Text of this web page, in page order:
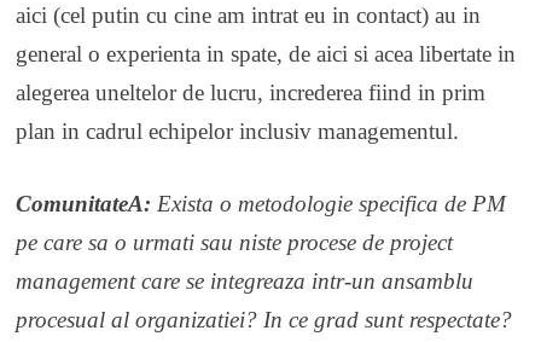
aici (cel putin cu cine am intrat eu in contact) au in
general o experienta in spate, de aici si acea libertate in
alegerea uneltelor de lucru, increderea fiind in prim
plan in cadrul echipelor inclusiv managementul.
ComunitateA: Exista o metodologie specifica de PM
pe care sa o urmati sau niste procese de project
management care se integreaza intr-un ansamblu
procesual al organizatiei? In ce grad sunt respectate?